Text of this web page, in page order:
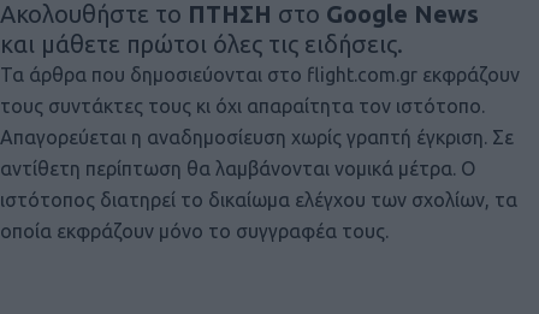
Ακολουθήστε το ΠΤΗΣΗ στο Google News
και μάθετε πρώτοι όλες τις ειδήσεις.
Τα άρθρα που δημοσιεύονται στο flight.com.gr εκφράζουν
τους συντάκτες τους κι όχι απαραίτητα τον ιστότοπο.
Απαγορεύεται η αναδημοσίευση χωρίς γραπτή έγκριση. Σε
αντίθετη περίπτωση θα λαμβάνονται νομικά μέτρα. Ο
ιστότοπος διατηρεί το δικαίωμα ελέγχου των σχολίων, τα
οποία εκφράζουν μόνο το συγγραφέα τους.